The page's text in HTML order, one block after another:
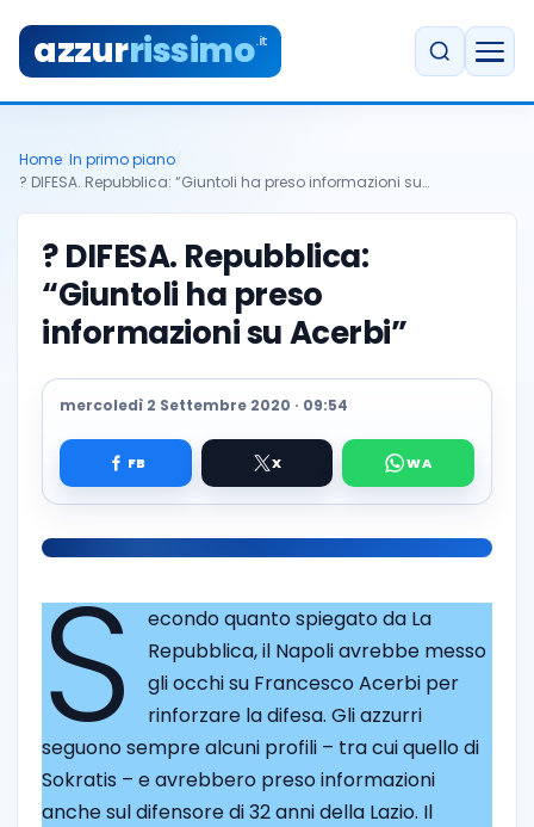
azzurrissimo.it
Home In primo piano
? DIFESA. Repubblica: “Giuntoli ha preso informazioni su…
? DIFESA. Repubblica:
“Giuntoli ha preso
informazioni su Acerbi”
mercoledì 2 Settembre 2020 · 09:54
S econdo quanto spiegato da La
Repubblica, il Napoli avrebbe messo
gli occhi su Francesco Acerbi per
rinforzare la difesa. Gli azzurri
seguono sempre alcuni profili – tra cui quello di
Sokratis – e avrebbero preso informazioni
anche sul difensore di 32 anni della Lazio. Il